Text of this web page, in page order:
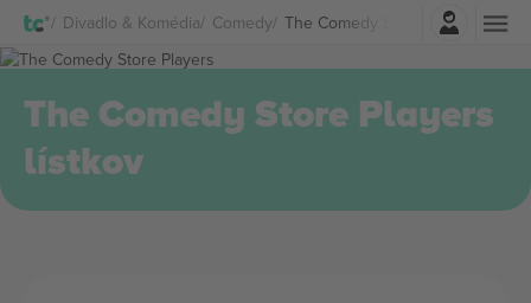
Divadlo & Komédia Comedy The Comedy Store Players lístkov
Prihlásenie
The Comedy Store Players
lístkov